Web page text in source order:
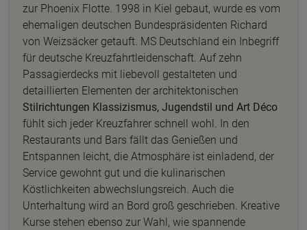
zur Phoenix Flotte. 1998 in Kiel gebaut, wurde es vom
ehemaligen deutschen Bundespräsidenten Richard
von Weizsäcker getauft. MS Deutschland ein Inbegriff
für deutsche Kreuzfahrtleidenschaft. Auf zehn
Passagierdecks mit liebevoll gestalteten und
detaillierten Elementen der architektonischen
Stilrichtungen Klassizismus, Jugendstil und Art Déco
fühlt sich jeder Kreuzfahrer schnell wohl. In den
Restaurants und Bars fällt das Genießen und
Entspannen leicht, die Atmosphäre ist einladend, der
Service gewohnt gut und die kulinarischen
Köstlichkeiten abwechslungsreich. Auch die
Unterhaltung wird an Bord groß geschrieben. Kreative
Kurse stehen ebenso zur Wahl, wie spannende